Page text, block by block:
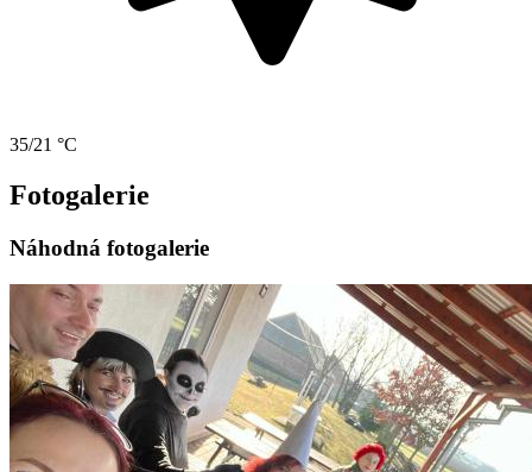
35/21 °C
Fotogalerie
Náhodná fotogalerie